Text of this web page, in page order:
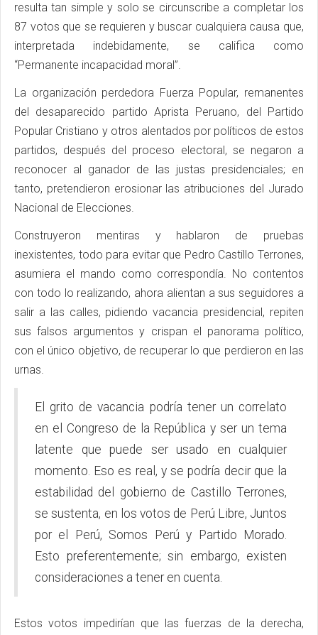
resulta tan simple y solo se circunscribe a completar los
87 votos que se requieren y buscar cualquiera causa que,
interpretada indebidamente, se califica como
“Permanente incapacidad moral”.
La organización perdedora Fuerza Popular, remanentes
del desaparecido partido Aprista Peruano, del Partido
Popular Cristiano y otros alentados por políticos de estos
partidos, después del proceso electoral, se negaron a
reconocer al ganador de las justas presidenciales; en
tanto, pretendieron erosionar las atribuciones del Jurado
Nacional de Elecciones.
Construyeron mentiras y hablaron de pruebas
inexistentes, todo para evitar que Pedro Castillo Terrones,
asumiera el mando como correspondía. No contentos
con todo lo realizando, ahora alientan a sus seguidores a
salir a las calles, pidiendo vacancia presidencial, repiten
sus falsos argumentos y crispan el panorama político,
con el único objetivo, de recuperar lo que perdieron en las
urnas.
El grito de vacancia podría tener un correlato
en el Congreso de la República y ser un tema
latente que puede ser usado en cualquier
momento. Eso es real, y se podría decir que la
estabilidad del gobierno de Castillo Terrones,
se sustenta, en los votos de Perú Libre, Juntos
por el Perú, Somos Perú y Partido Morado.
Esto preferentemente; sin embargo, existen
consideraciones a tener en cuenta.
Estos votos impedirían que las fuerzas de la derecha,